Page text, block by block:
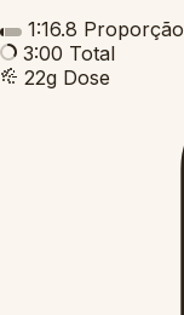
1:16.8 Proporção
3:00 Total
22g Dose